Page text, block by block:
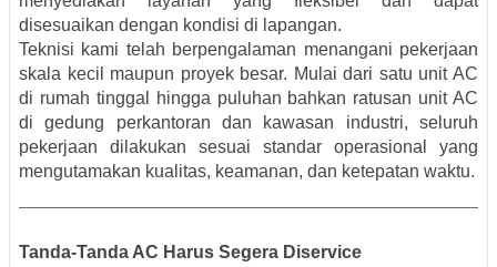
disesuaikan dengan kondisi di lapangan.
Teknisi kami telah berpengalaman menangani pekerjaan
skala kecil maupun proyek besar. Mulai dari satu unit AC
di rumah tinggal hingga puluhan bahkan ratusan unit AC
di gedung perkantoran dan kawasan industri, seluruh
pekerjaan dilakukan sesuai standar operasional yang
mengutamakan kualitas, keamanan, dan ketepatan waktu.
Tanda-Tanda AC Harus Segera Diservice